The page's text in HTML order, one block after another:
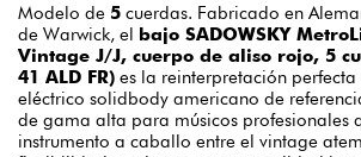
Modelo de 5 cuerdas. Fabricado en
de Warwick, el bajo SADOWSKY
Vintage J/J, cuerpo de aliso rojo, 5
41 ALD FR) es la reinterpretación
eléctrico solidbody americano de
de gama alta para músicos profesionales
instrumento a caballo entre el vintage